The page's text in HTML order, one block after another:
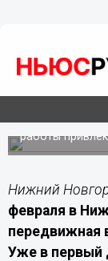
26.02.202610:20
25
1,5
Передвижной
работы
Нижний
февраля в
передвижная
Уже в первый